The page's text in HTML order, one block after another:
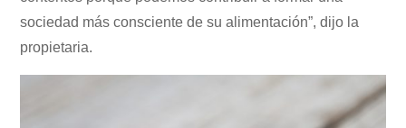
sociedad más consciente de su alimentación”, dijo la
propietaria.